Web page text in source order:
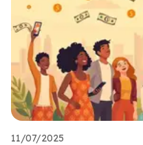
11/07/2025